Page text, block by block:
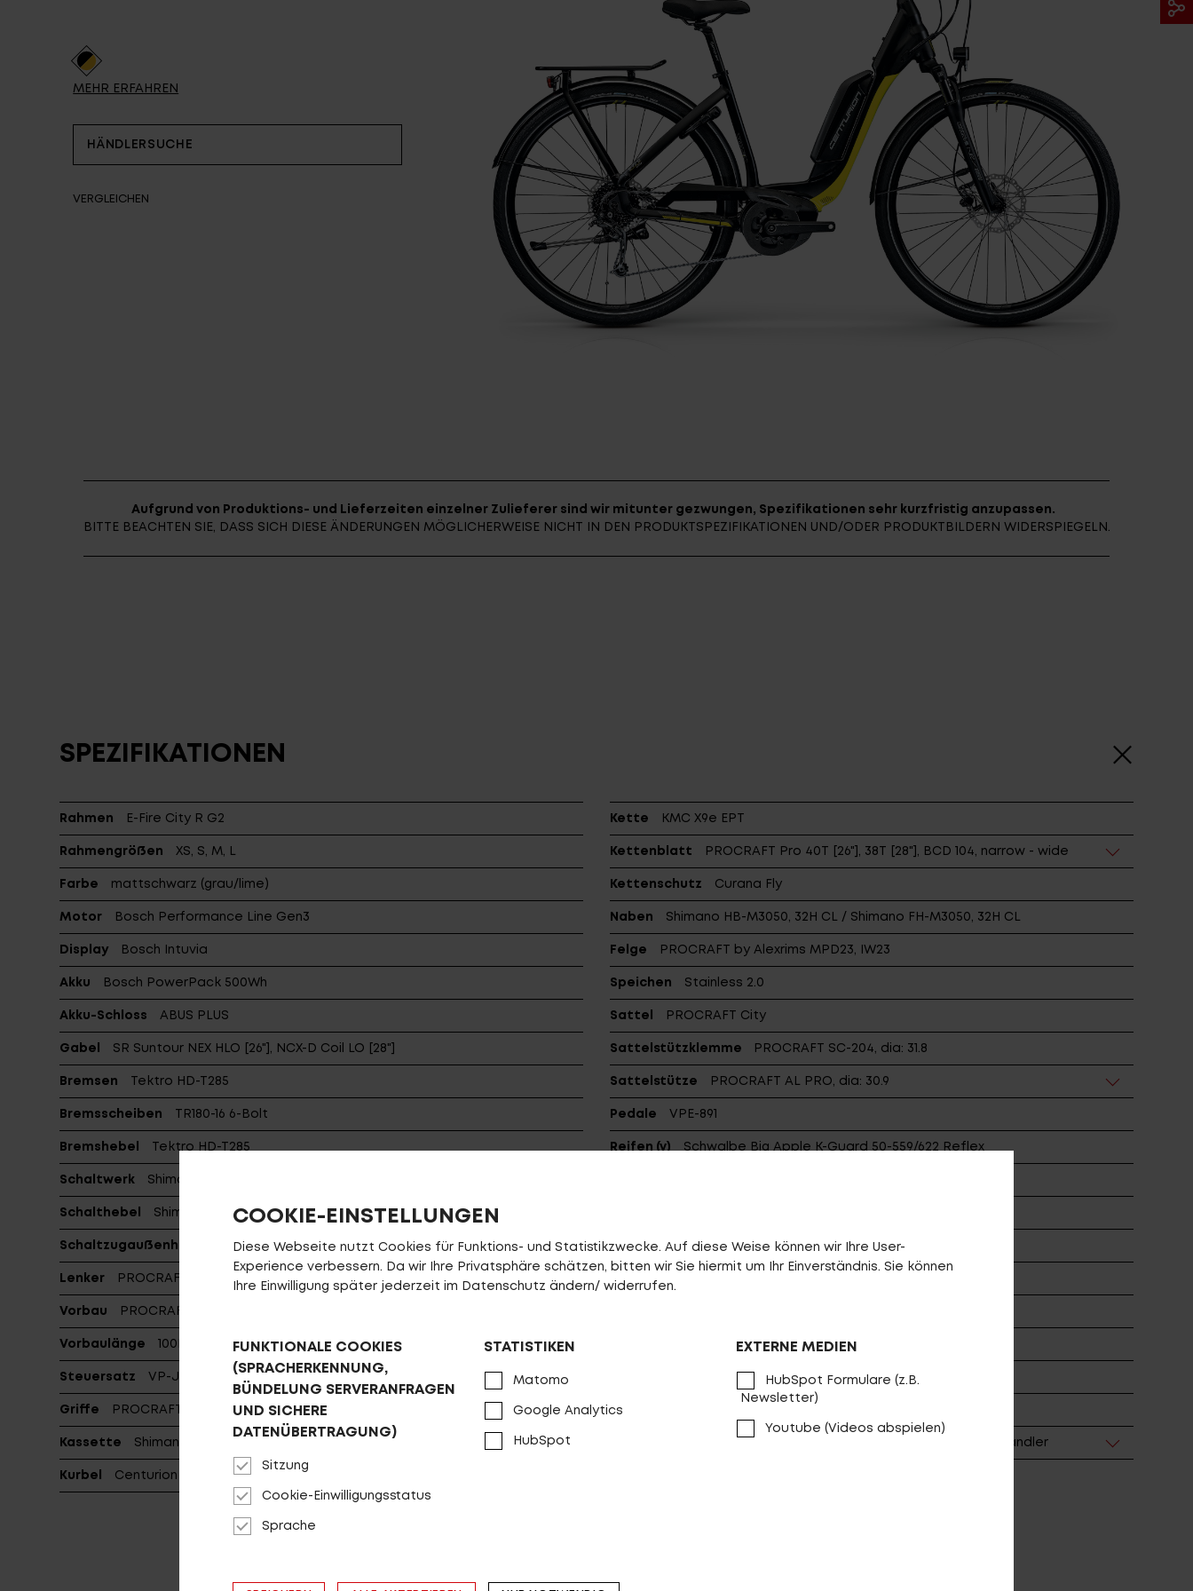
MEHR ERFAHREN
HÄNDLERSUCHE
VERGLEICHEN
Aufgrund von Produktions- und Lieferzeiten einzelner Zulieferer sind wir mitunter gezwungen, Spezifikationen sehr kurzfristig anzupassen.
BITTE BEACHTEN SIE, DASS SICH DIESE ÄNDERUNGEN MÖGLICHERWEISE NICHT IN DEN PRODUKTSPEZIFIKATIONEN UND/ODER PRODUKTBILDERN WIDERSPIEGELN.
SPEZIFIKATIONEN
Rahmen E-Fire City R G2
Rahmengrößen XS, S, M, L
Farbe mattschwarz (grau/lime)
Motor Bosch Performance Line Gen3
Display Bosch Intuvia
Akku Bosch PowerPack 500Wh
Akku-Schloss ABUS PLUS
Gabel SR Suntour NEX HLO [26"], NCX-D Coil LO [28"]
Bremsen Tektro HD-T285
Bremsscheiben TR180-16 6-Bolt
Bremshebel Tektro HD-T285
Schaltwerk Shimano RD-M592-SGS
Schalthebel Shimano SL-M2000-R
Schaltzugaußenhülle Jagwire LEX
Lenker PROCRAFT CITY COMP
Vorbau PROCRAFT AL ADJUSTABLE PRO, dia: 31.8
Vorbaulänge 100L
Steuersatz VP-J203PES
Griffe PROCRAFT ERGO Clamp AL
Kassette Shimano CS-HG200-9 11-36T
Kurbel Centurion Comp Gen3. matt schwarz
Kette KMC X9e EPT
Kettenblatt PROCRAFT Pro 40T [26"], 38T [28"], BCD 104, narrow - wide
Kettenschutz Curana Fly
Naben Shimano HB-M3050, 32H CL / Shimano FH-M3050, 32H CL
Felge PROCRAFT by Alexrims MPD23, IW23
Speichen Stainless 2.0
Sattel PROCRAFT City
Sattelstützklemme PROCRAFT SC-204, dia: 31.8
Sattelstütze PROCRAFT AL PRO, dia: 30.9
Pedale VPE-891
Reifen (v) Schwalbe Big Apple K-Guard 50-559/622 Reflex
Parkstütze PROCRAFT Stylo 40
Scheinwerfer
ABUS SHIELD 5650
max. Gesamtgewicht 150 kg
Gewicht ca.
Informieren Sie sich bei Ihrem CENTURION-Fachhändler
COOKIE-EINSTELLUNGEN
Diese Webseite nutzt Cookies für Funktions- und Statistikzwecke. Auf diese Weise können wir Ihre User-
Experience verbessern. Da wir Ihre Privatsphäre schätzen, bitten wir Sie hiermit um Ihr Einverständnis. Sie können
Ihre Einwilligung später jederzeit im Datenschutz ändern/ widerrufen.
FUNKTIONALE COOKIES
(SPRACHERKENNUNG,
BÜNDELUNG SERVERANFRAGEN
UND SICHERE
DATENÜBERTRAGUNG)
Sitzung
Cookie-Einwilligungsstatus
Sprache
STATISTIKEN
Matomo
Google Analytics
HubSpot
EXTERNE MEDIEN
HubSpot Formulare (z.B.
Newsletter)
Youtube (Videos abspielen)